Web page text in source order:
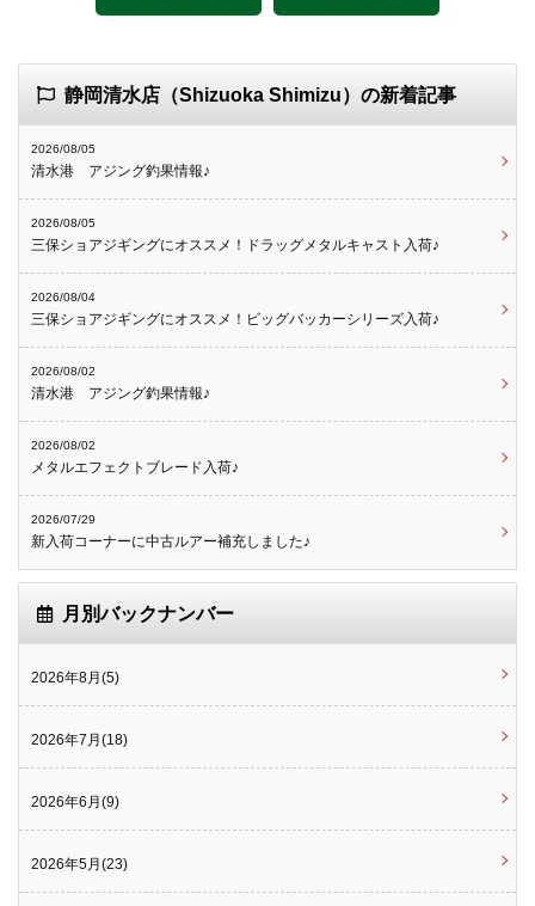
静岡清水店（Shizuoka Shimizu）の新着記事
2026/08/05
清水港 アジング釣果情報♪
2026/08/05
三保ショアジギングにオススメ！ドラッグメタルキャスト入荷♪
2026/08/04
三保ショアジギングにオススメ！ビッグバッカーシリーズ入荷♪
2026/08/02
清水港 アジング釣果情報♪
2026/08/02
メタルエフェクトブレード入荷♪
2026/07/29
新入荷コーナーに中古ルアー補充しました♪
月別バックナンバー
2026年8月(5)
2026年7月(18)
2026年6月(9)
2026年5月(23)